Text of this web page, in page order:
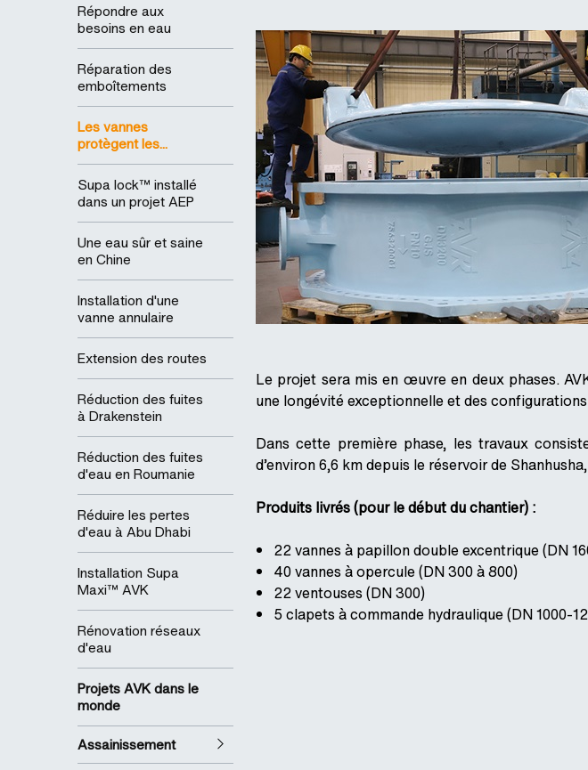
Répondre aux
besoins en eau
Réparation des
emboîtements
Les vannes
protègent les...
Supa lock™ installé
dans un projet AEP
Une eau sûr et saine
en Chine
Installation d'une
vanne annulaire
Extension des routes
Réduction des fuites
à Drakenstein
Réduction des fuites
d'eau en Roumanie
Réduire les pertes
d'eau à Abu Dhabi
Installation Supa
Maxi™ AVK
Rénovation réseaux
d'eau
Projets AVK dans le
monde
Assainissement
Le projet sera mis en œuvre en deux phases.
une longévité exceptionnelle et des
Dans cette première phase, les travaux
d’environ 6,6 km depuis le réservoir de
Produits livrés (pour le début du chantier) :
22 vannes à papillon double excentrique (DN
40 vannes à opercule (DN 300 à 800)
22 ventouses (DN 300)
5 clapets à commande hydraulique (DN 1000-